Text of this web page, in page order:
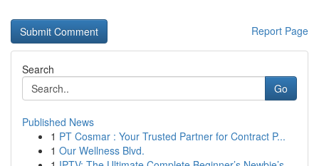
Report Page
Search
Go
Published News
1 PT Cosmar : Your Trusted Partner for Contract P...
1 Our Wellness Blvd.